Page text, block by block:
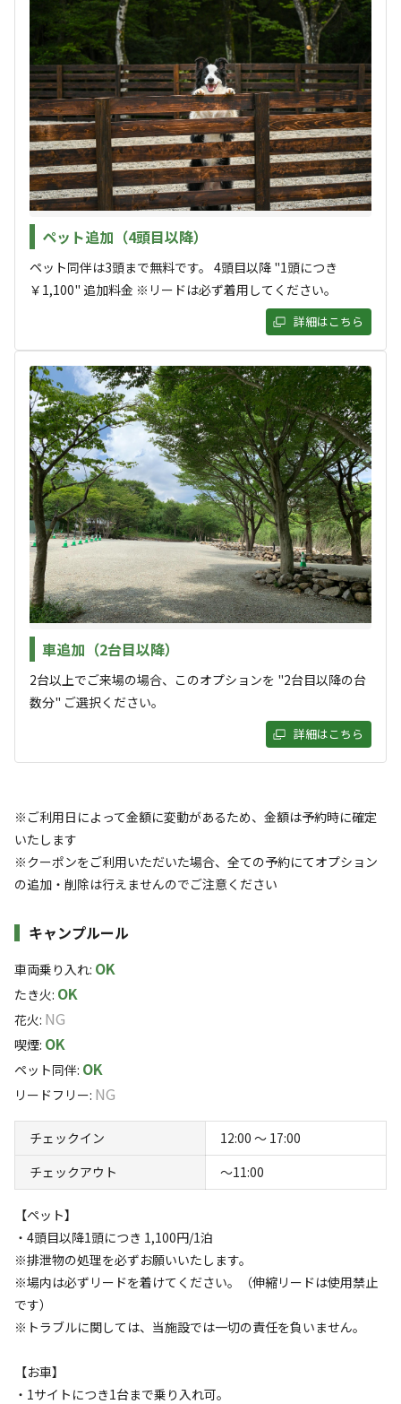
◆電源あり
※ご利用日・人数により料金の変動があります。
詳細はカレンダーにてご確認ください。
※宿泊料金以外のお支払いが発生する場合は現地精算となりま
す。
ペット追加（4頭目以降）
ペット同伴は3頭まで無料です。 4頭目以降 "1頭につき
￥1,100" 追加料金 ※リードは必ず着用してください。
詳細はこちら
車追加（2台目以降）
2台以上でご来場の場合、このオプションを "2台目以降の台
数分" ご選択ください。
詳細はこちら
※ご利用日によって金額に変動があるため、金額は予約時に確定
いたします
※クーポンをご利用いただいた場合、全ての予約にてオプション
の追加・削除は行えませんのでご注意ください
キャンプルール
車両乗り入れ: OK
たき火: OK
花火: NG
喫煙: OK
ペット同伴: OK
リードフリー: NG
チェックイン
12:00 〜 17:00
チェックアウト
〜11:00
【ペット】
・4頭目以降1頭につき 1,100円/1泊
※排泄物の処理を必ずお願いいたします。
※場内は必ずリードを着けてください。（伸縮リードは使用禁止
です）
※トラブルに関しては、当施設では一切の責任を負いません。
【お車】
・1サイトにつき1台まで乗り入れ可。
「GREEN BASE」は一歩先取りの新しいキャンプ場！那須
高原の自然に包まれた「GREEN BASE」では、贅沢なバレ
ルサウナ体験で「ととのう」究極のリラクゼーションを実
現。
バレルサウナ4名様貸切オプションも登場！受付時にご予
約いただければ、完全プライベート空間でロウリュを堪能
する贅沢なひとときをお過ごしいただけます。
標高630ｍ、木々と川が流れる自然たっぷりのキャンプ場
で、ビギナーの方から家族連れ、女性やお子様まで誰もが
楽しめる仕掛けが盛りだくさんです。
新しいアウトドア体験を求めるあなたへ、那須オートキャ
ンプ場「グリーンベース」へのご来場を心よりお待ちして
おります！
すべて表示する
このキャンプ場の特徴
ロケーション
高台 川
629.6m
雰囲気
まったり
落ち着く
ワイワイ
にぎやか
利用者層
ソロ
25%
カップル
25%
グループ
25%
ファミリー
25%
特徴タグ
#体験アクティビティ #初心者歓迎 #手ぶらキャンプ
釣り堀 # 虫捕り #夜景
#星空撮影 #携帯電波あり
4.8
4.7
アクセス
4.3
キャンペーン
キャンプ場からのお知らせ
2024.11.12
大人気オプション浴室棟（バス、トイレ付）キャンプサイト
ご予約の方（最大６名様まで）全員がご利用可能でチェック